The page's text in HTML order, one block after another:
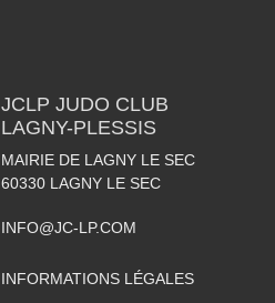
JCLP JUDO CLUB
LAGNY-PLESSIS
MAIRIE DE LAGNY LE SEC
60330 LAGNY LE SEC
INFO@JC-LP.COM
INFORMATIONS LÉGALES